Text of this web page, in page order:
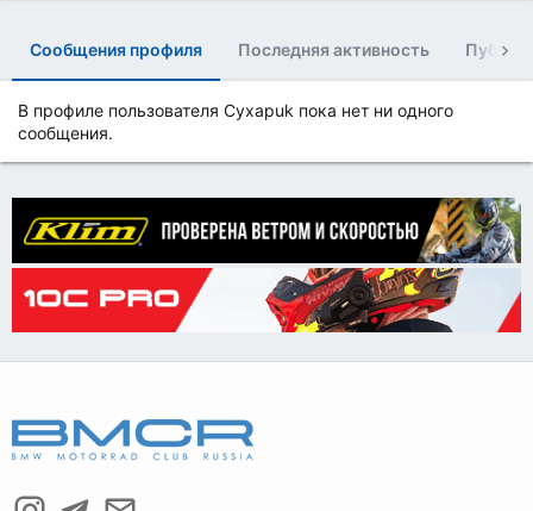
Сообщения профиля Последняя активность
В профиле пользователя Cyxapuk пока нет ни одного
сообщения.